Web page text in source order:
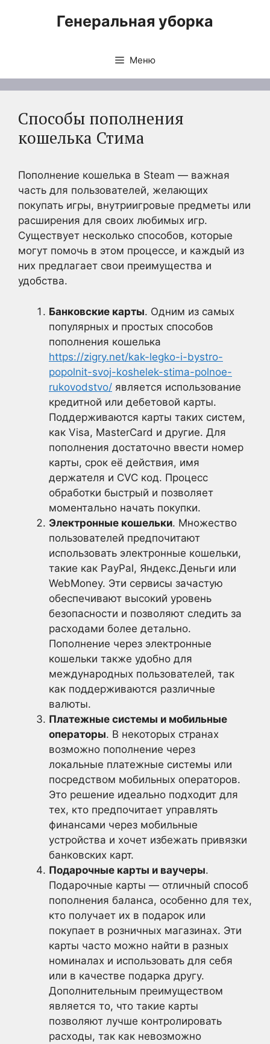
Генеральная уборка
Меню
Способы пополнения
кошелька Стима
Пополнение кошелька в Steam — важная
часть для пользователей, желающих
покупать игры, внутриигровые предметы или
расширения для своих любимых игр.
Существует несколько способов, которые
могут помочь в этом процессе, и каждый из
них предлагает свои преимущества и
удобства.
Банковские карты. Одним из самых
популярных и простых способов
пополнения кошелька
https://zigry.net/kak-legko-i-bystro-
popolnit-svoj-koshelek-stima-polnoe-
rukovodstvo/ является использование
кредитной или дебетовой карты.
Поддерживаются карты таких систем,
как Visa, MasterCard и другие. Для
пополнения достаточно ввести номер
карты, срок её действия, имя
держателя и CVC код. Процесс
обработки быстрый и позволяет
моментально начать покупки.
Электронные кошельки. Множество
пользователей предпочитают
использовать электронные кошельки,
такие как PayPal, Яндекс.Деньги или
WebMoney. Эти сервисы зачастую
обеспечивают высокий уровень
безопасности и позволяют следить за
расходами более детально.
Пополнение через электронные
кошельки также удобно для
международных пользователей, так
как поддерживаются различные
валюты.
Платежные системы и мобильные
операторы. В некоторых странах
возможно пополнение через
локальные платежные системы или
посредством мобильных операторов.
Это решение идеально подходит для
тех, кто предпочитает управлять
финансами через мобильные
устройства и хочет избежать привязки
банковских карт.
Подарочные карты и ваучеры.
Подарочные карты — отличный способ
пополнения баланса, особенно для тех,
кто получает их в подарок или
покупает в розничных магазинах. Эти
карты часто можно найти в разных
номиналах и использовать для себя
или в качестве подарка другу.
Дополнительным преимуществом
является то, что такие карты
позволяют лучше контролировать
расходы, так как невозможно